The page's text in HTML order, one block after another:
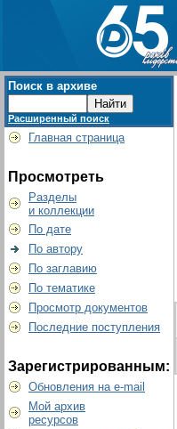
Поиск в архиве
Расширенный поиск
Главная страница
Просмотреть
Разделы
и коллекции
По дате
По автору
По заглавию
По тематике
Просмотр документов
Последние поступления
Зарегистрированным:
Обновления на e-mail
Мой архив
ресурсов